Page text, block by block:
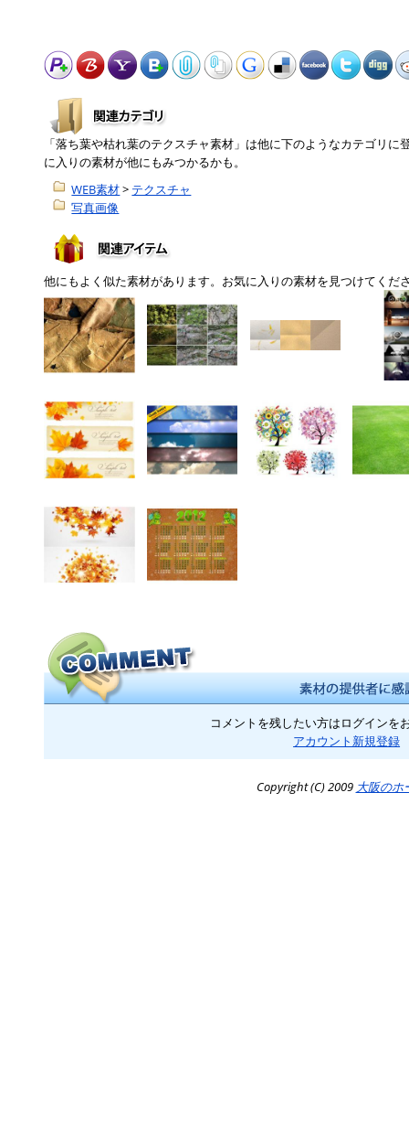
「落ち葉や枯れ葉のテクスチャ素材」は他に下のようなカテゴリ
に入りの素材が他にもみつかるかも。
WEB素材> テクスチャ
写真画像
他にもよく似た素材があります。お気に入りの素材を見つけてくだ
コメントを残したい方はログインを
アカウント新規登録
Copyright (C) 2009 大阪のホ